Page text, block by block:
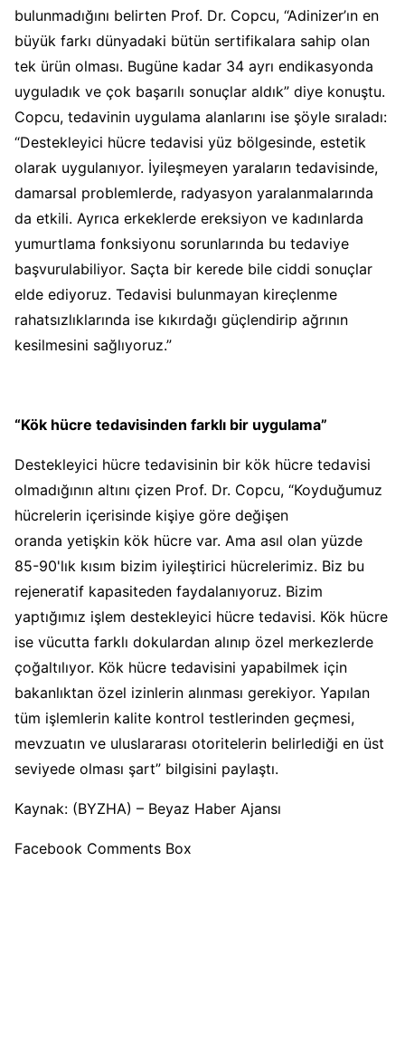
bulunmadığını belirten Prof. Dr. Copcu, “Adinizer’ın en
büyük farkı dünyadaki bütün sertifikalara sahip olan
tek ürün olması. Bugüne kadar 34 ayrı endikasyonda
uyguladık ve çok başarılı sonuçlar aldık” diye konuştu.
Copcu, tedavinin uygulama alanlarını ise şöyle sıraladı:
“Destekleyici hücre tedavisi yüz bölgesinde, estetik
olarak uygulanıyor. İyileşmeyen yaraların tedavisinde,
damarsal problemlerde, radyasyon yaralanmalarında
da etkili. Ayrıca erkeklerde ereksiyon ve kadınlarda
yumurtlama fonksiyonu sorunlarında bu tedaviye
başvurulabiliyor. Saçta bir kerede bile ciddi sonuçlar
elde ediyoruz. Tedavisi bulunmayan kireçlenme
rahatsızlıklarında ise kıkırdağı güçlendirip ağrının
kesilmesini sağlıyoruz.”
“Kök hücre tedavisinden farklı bir uygulama”
Destekleyici hücre tedavisinin bir kök hücre tedavisi
olmadığının altını çizen Prof. Dr. Copcu, “Koyduğumuz
hücrelerin içerisinde kişiye göre değişen
oranda yetişkin kök hücre var. Ama asıl olan yüzde
85-90'lık kısım bizim iyileştirici hücrelerimiz. Biz bu
rejeneratif kapasiteden faydalanıyoruz. Bizim
yaptığımız işlem destekleyici hücre tedavisi. Kök hücre
ise vücutta farklı dokulardan alınıp özel merkezlerde
çoğaltılıyor. Kök hücre tedavisini yapabilmek için
bakanlıktan özel izinlerin alınması gerekiyor. Yapılan
tüm işlemlerin kalite kontrol testlerinden geçmesi,
mevzuatın ve uluslararası otoritelerin belirlediği en üst
seviyede olması şart” bilgisini paylaştı.
Kaynak: (BYZHA) – Beyaz Haber Ajansı
Facebook Comments Box